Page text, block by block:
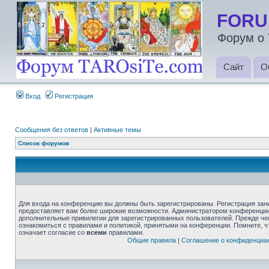
Форум о
Сайт
Вход Регистрация
Сообщения без ответов | Активные темы
Список форумов
Для входа на конференцию вы должны быть зарегистрированы. Регистрация
предоставляет вам более широкие возможности. Администратором
дополнительные привилегии для зарегистрированных пользователей. Прежде
ознакомиться с правилами и политикой, принятыми на конференции. Помните,
означает согласие со всеми правилами.
Общие правила| Соглашение о